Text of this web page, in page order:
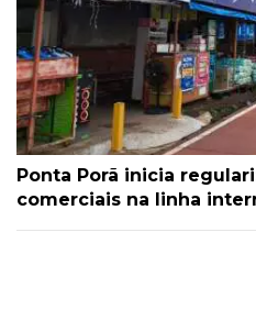
Ponta Porã inicia
comerciais na linha